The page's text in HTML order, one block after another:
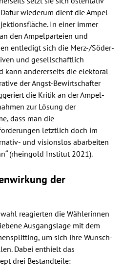
wiederum dient die Ampel-
In einer immer
den Ampelparteien und
entledigt sich die Merz-/Söder-
und gesellschaftlich
kann andererseits die elektoral
der Angst-Bewirtschafter
die Kritik an der Ampel-
zur Lösung der
dass man die
letztlich doch im
und visionslos abarbeiten
(rheingold Institut 2021).
der
reagierten die Wählerinnen
Ausgangslage mit dem
um sich ihre Wunsch-
Dabei enthielt das
drei Bestandteile: